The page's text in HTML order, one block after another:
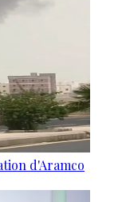
d'Aramco